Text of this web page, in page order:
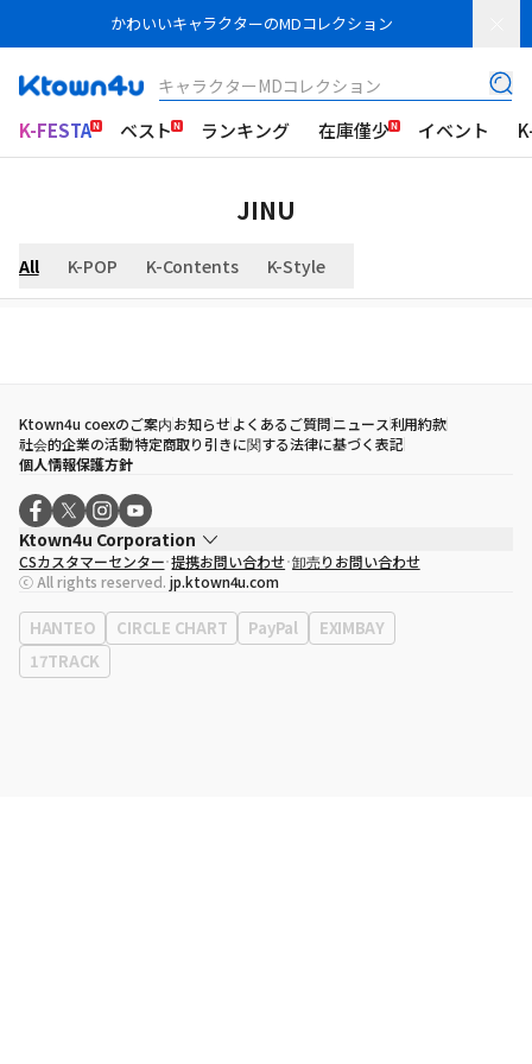
かわいいキャラクターのMDコレクション
キャラクターMDコレクション
K-FESTA ベスト ランキング 在庫僅少 イベント
JINU
All K-POP K-Contents K-Style
Ktown4u coexのご案内お知らせよくあるご質問ニュース利用約款
社会的企業の活動特定商取り引きに関する法律に基づく表記
個人情報保護方針
Ktown4u Corporation
代表取締役
ソン・ヒョミン
事業者登録番号120-87-71116
eContext
0120-23-7523
事務所住所
ソウル特別市江南区永東大路513、3階(三成洞、coex)
CSカスタマーセンター 提携お問い合わせ 卸売りお問い合わせ
ⓒ All rights reserved. jp.ktown4u.com
HANTEO CIRCLE CHART PayPal
EXIMBAY
17TRACK